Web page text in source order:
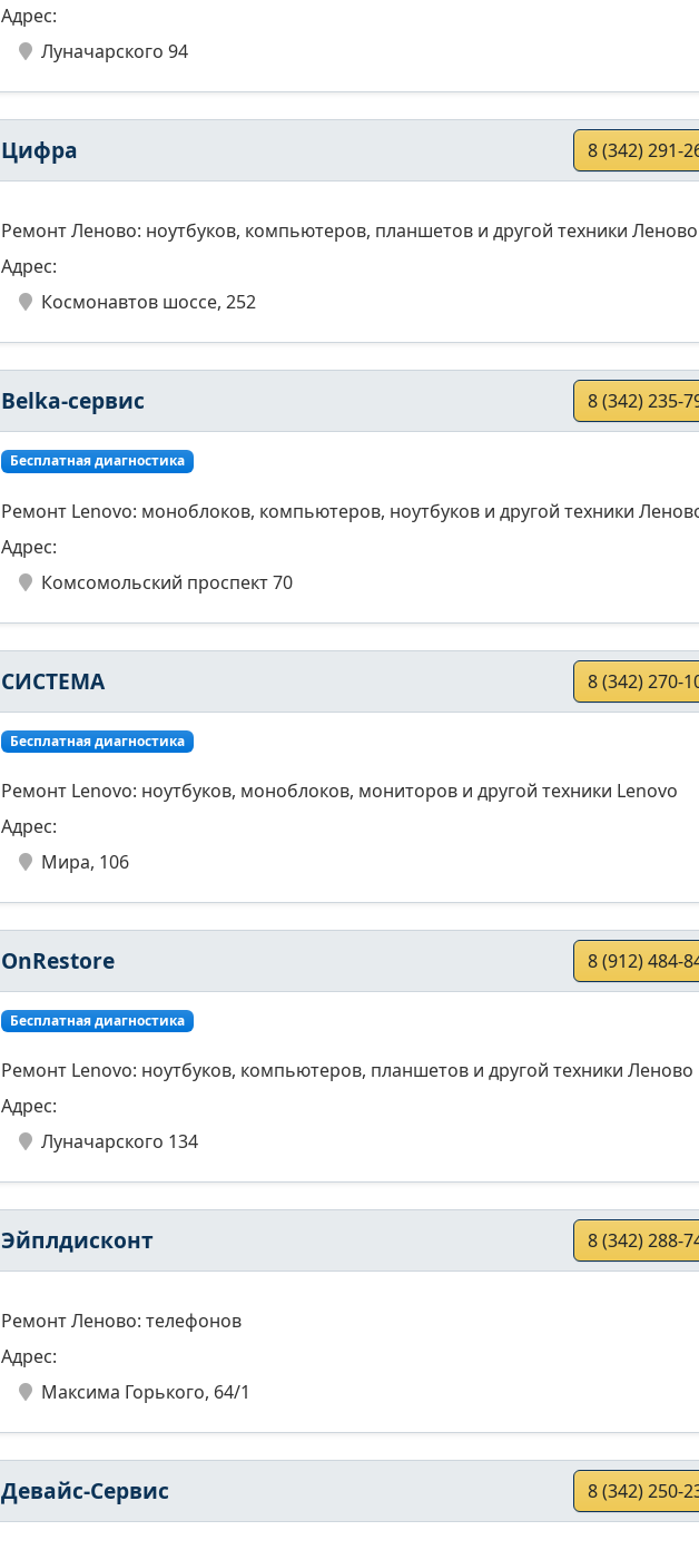
Адрес:
Луначарского 94
Цифра 8 (342) 291-
Ремонт Леново: ноутбуков, компьютеров, планшетов и другой техники Леново
Адрес:
Космонавтов шоссе, 252
Belka-сервис 8 (342) 235-
Бесплатная диагностика
Ремонт Lenovo: моноблоков, компьютеров, ноутбуков и другой техники
Адрес:
Комсомольский проспект 70
СИСТЕМА 8 (342) 270-
Бесплатная диагностика
Ремонт Lenovo: ноутбуков, моноблоков, мониторов и другой техники Lenovo
Адрес:
Мира, 106
OnRestore 8 (912) 484-
Бесплатная диагностика
Ремонт Lenovo: ноутбуков, компьютеров, планшетов и другой техники Леново
Адрес:
Луначарского 134
Эйплдисконт 8 (342) 288-
Ремонт Леново: телефонов
Адрес:
Максима Горького, 64/1
Девайс-Сервис 8 (342) 250-